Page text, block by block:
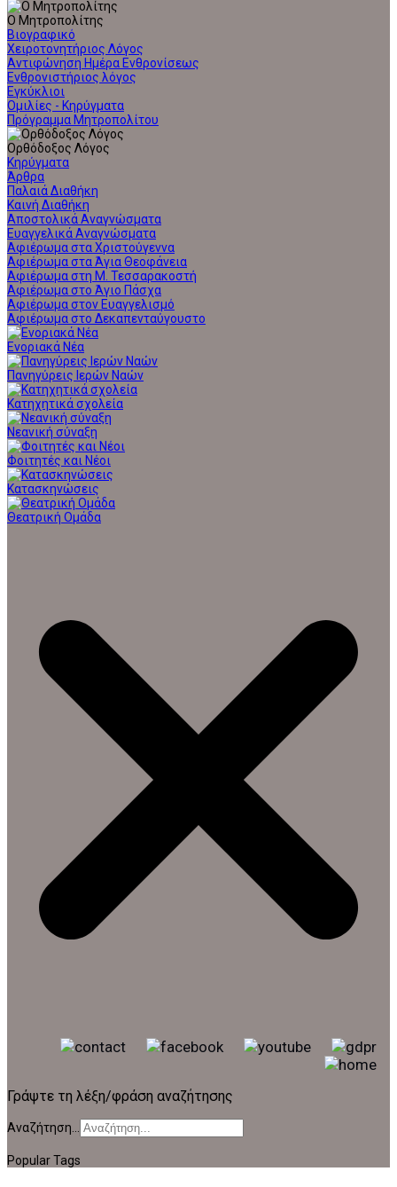
Ο Μητροπολίτης
Βιογραφικό
Χειροτονητήριος Λόγος
Αντιφώνηση Ημέρα Ενθρονίσεως
Ενθρονιστήριος λόγος
Εγκύκλιοι
Ομιλίες - Κηρύγματα
Πρόγραμμα Μητροπολίτου
Ορθόδοξος Λόγος
Κηρύγματα
Άρθρα
Παλαιά Διαθήκη
Καινή Διαθήκη
Αποστολικά Αναγνώσματα
Ευαγγελικά Αναγνώσματα
Αφιέρωμα στα Χριστούγεννα
Αφιέρωμα στα Άγια Θεοφάνεια
Αφιέρωμα στη Μ. Τεσσαρακοστή
Αφιέρωμα στο Άγιο Πάσχα
Αφιέρωμα στον Ευαγγελισμό
Αφιέρωμα στο Δεκαπενταύγουστο
Ενοριακά Νέα
Πανηγύρεις Ιερών Ναών
Κατηχητικά σχολεία
Νεανική σύναξη
Φοιτητές και Νέοι
Κατασκηνώσεις
Θεατρική Ομάδα
Γράψτε τη λέξη/φράση αναζήτησης
Αναζήτηση...
Popular Tags